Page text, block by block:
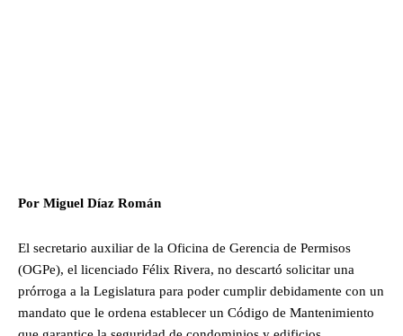
Por Miguel Díaz Román
El secretario auxiliar de la Oficina de Gerencia de Permisos
(OGPe), el licenciado Félix Rivera, no descartó solicitar una
prórroga a la Legislatura para poder cumplir debidamente con un
mandato que le ordena establecer un Código de Mantenimiento